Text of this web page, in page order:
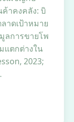
าคงคลัง: บิ
าดเป้าหมาย
ลการขายโพ
แตกต่างใน
2023;